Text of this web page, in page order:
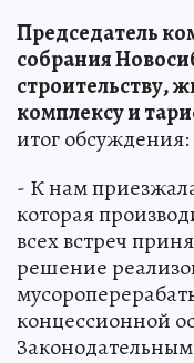
Председатель
собрания
строительству,
комплексу и
итог обсуждения:
- К нам
которая
всех встреч
решение
концессионной